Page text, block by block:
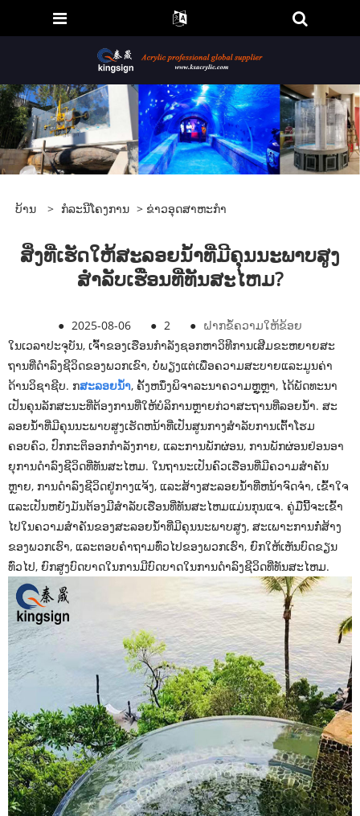
ບ້ານ > ກໍລະນີໂຄງການ > ຂ່າວອຸດສາຫະກໍາ
ສິ່ງທີ່ເຮັດໃຫ້ສະລອຍນ້ໍາທີ່ມີຄຸນນະພາບສູງ
ສໍາລັບເຮືອນທີ່ທັນສະໄຫມ?
● 2025-08-06 ● 2 ● ຝາກຂໍ້ຄວາມໃຫ້ຂ້ອຍ
ໃນເວລາປະຈຸບັນ, ເຈົ້າຂອງເຮືອນກໍາລັງຊອກຫາວິທີການເສີມຂະຫຍາຍສະ
ຖານທີ່ດໍາລົງຊີວິດຂອງພວກເຂົາ, ບໍ່ພຽງແຕ່ເພື່ອຄວາມສະບາຍແລະມູນຄ່າ
ດ້ານວິຊາຊີບ. ກສະລອຍນໍ້າ, ຄັ້ງຫນຶ່ງພິຈາລະນາຄວາມຫຼູຫຼາ, ໄດ້ພັດທະນາ
ເປັນຄຸນລັກສະນະທີ່ຕ້ອງການທີ່ໃຫ້ບໍລິການຫຼາຍກ່ວາສະຖານທີ່ລອຍນໍ້າ. ສະ
ລອຍນ້ໍາທີ່ມີຄຸນນະພາບສູງເຮັດຫນ້າທີ່ເປັນສູນກາງສໍາລັບການເຕົ້າໂຮມ
ຄອບຄົວ, ປົກກະຕິອອກກໍາລັງກາຍ, ແລະການພັກຜ່ອນ, ການພັກຜ່ອນຢ່ອນອາ
ຍຸການດໍາລົງຊີວິດທີ່ທັນສະໄຫມ. ໃນຖານະເປັນຄົວເຮືອນທີ່ມີຄວາມສໍາຄັນ
ຫຼາຍ, ການດໍາລົງຊີວິດຢູ່ກາງແຈ້ງ, ແລະສ້າງສະລອຍນ້ໍາທີ່ຫນ້າຈົດຈໍາ, ເຂົ້າໃຈ
ແລະເປັນຫຍັງມັນຕ້ອງມີສໍາລັບເຮືອນທີ່ທັນສະໄຫມແມ່ນກຸນແຈ. ຄູ່ມືນີ້ຈະເຂົ້າ
ໄປໃນຄວາມສໍາຄັນຂອງສະລອຍນ້ໍາທີ່ມີຄຸນນະພາບສູງ, ສະເພາະການກໍ່ສ້າງ
ຂອງພວກເຮົາ, ແລະຕອບຄໍາຖາມທົ່ວໄປຂອງພວກເຮົາ, ຍົກໃຫ້ເຫັນບົດຂຽນ
ທົ່ວໄປ, ຍົກສູງບົດບາດໃນການມີບົດບາດໃນການດໍາລົງຊີວິດທີ່ທັນສະໄຫມ.